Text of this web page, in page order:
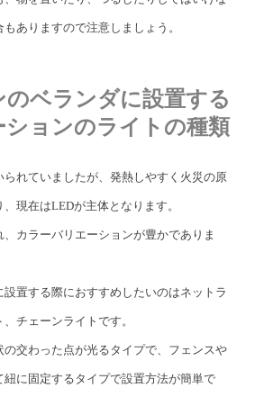
ありますので注意しましょう。
のベランダに設置する
ションのライトの種類
れていましたが、発熱しやすく火災の原
現在はLEDが主体となります。
カラーバリエーションが豊かでありま
置する際におすすめしたいのはネットラ
チェーンライトです。
の交わった点が光るタイプで、フェンスや
紐に固定するタイプで設置方法が簡単で